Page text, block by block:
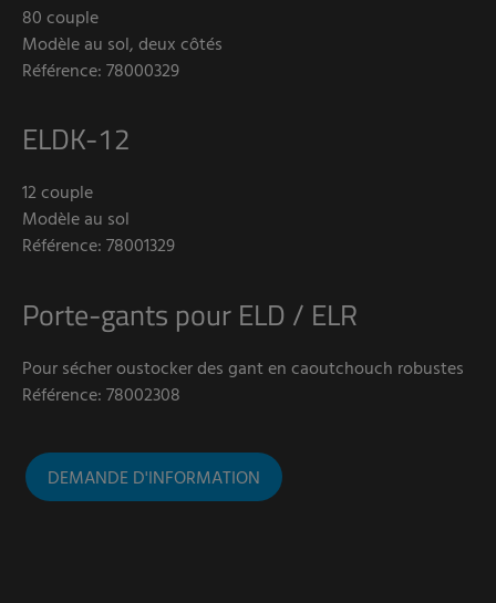
80 couple
Modèle au sol, deux côtés
Référence: 78000329
ELDK-12
12 couple
Modèle au sol
Référence: 78001329
Porte-gants pour ELD / ELR
Pour sécher oustocker des gant en caoutchouch robustes
Référence: 78002308
DEMANDE D'INFORMATION